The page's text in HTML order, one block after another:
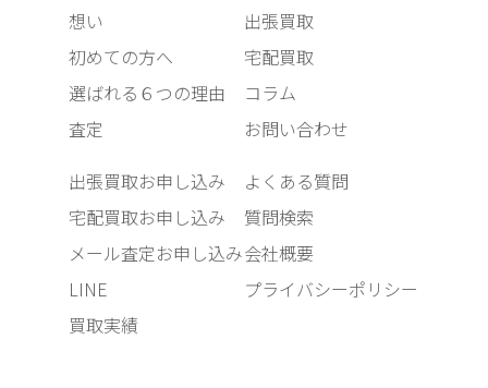
想い
初めての方へ
選ばれる６つの理由
査定
出張買取
宅配買取
コラム
お問い合わせ
出張買取お申し込み
宅配買取お申し込み
メール査定お申し込み
LINE
買取実績
よくある質問
質問検索
会社概要
プライバシーポリシー